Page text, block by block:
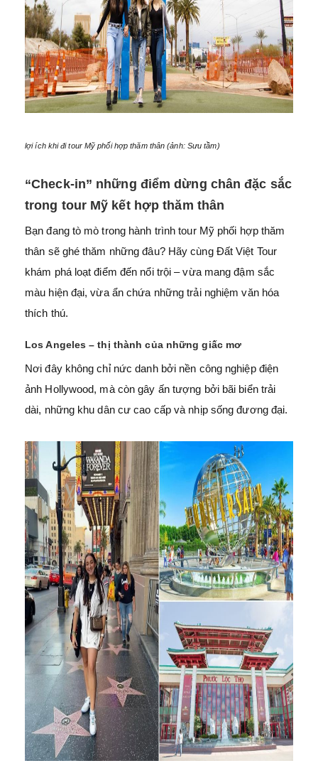
lợi ích khi đi tour Mỹ phối hợp thăm thân (ảnh: Sưu tầm)
“Check-in” những điểm dừng chân đặc sắc
trong tour Mỹ kết hợp thăm thân
Bạn đang tò mò trong hành trình tour Mỹ phối hợp thăm
thân sẽ ghé thăm những đâu? Hãy cùng Đất Việt Tour
khám phá loạt điểm đến nổi trội – vừa mang đậm sắc
màu hiện đại, vừa ẩn chứa những trải nghiệm văn hóa
thích thú.
Los Angeles – thị thành của những giấc mơ
Nơi đây không chỉ nức danh bởi nền công nghiệp điện
ảnh Hollywood, mà còn gây ấn tượng bởi bãi biển trải
dài, những khu dân cư cao cấp và nhịp sống đương đại.